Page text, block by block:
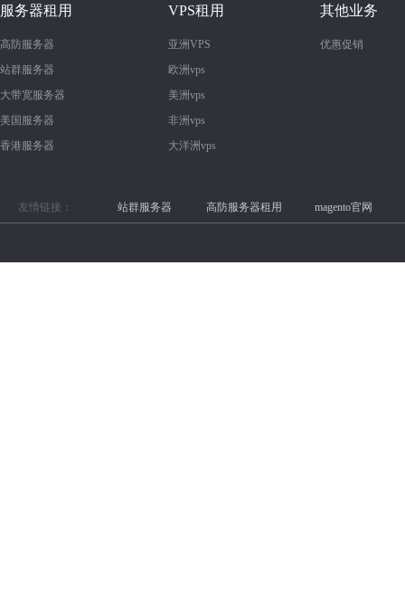
服务器租用
高防服务器
站群服务器
大带宽服务器
美国服务器
香港服务器
VPS租用
亚洲VPS
欧洲vps
美洲vps
非洲vps
大洋洲vps
其他业务
优惠促销
友情链接： 站群服务器 高防服务器租用 magento官网